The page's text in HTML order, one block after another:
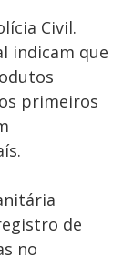
Civil.
indicam que
primeiros
de
no